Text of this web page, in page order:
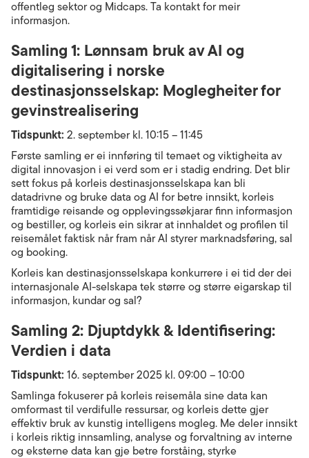
offentleg sektor og Midcaps. Ta kontakt for meir
informasjon.
Samling 1: Lønnsam bruk av AI og
digitalisering i norske
destinasjonsselskap: Moglegheiter for
gevinstrealisering
Tidspunkt: 2. september kl. 10:15 – 11:45
Første samling er ei innføring til temaet og viktigheita av
digital innovasjon i ei verd som er i stadig endring. Det blir
sett fokus på korleis destinasjonsselskapa kan bli
datadrivne og bruke data og AI for betre innsikt, korleis
framtidige reisande og opplevingssøkjarar finn informasjon
og bestiller, og korleis ein sikrar at innhaldet og profilen til
reisemålet faktisk når fram når AI styrer marknadsføring, sal
og booking.
Korleis kan destinasjonsselskapa konkurrere i ei tid der dei
internasjonale AI-selskapa tek større og større eigarskap til
informasjon, kundar og sal?
Samling 2: Djuptdykk & Identifisering:
Verdien i data
Tidspunkt: 16. september 2025 kl. 09:00 – 10:00
Samlinga fokuserer på korleis reisemåla sine data kan
omformast til verdifulle ressursar, og korleis dette gjer
effektiv bruk av kunstig intelligens mogleg. Me deler innsikt
i korleis riktig innsamling, analyse og forvaltning av interne
og eksterne data kan gje betre forståing, styrke